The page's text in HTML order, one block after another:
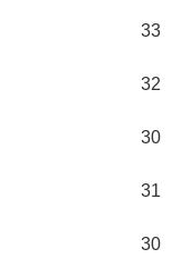
33
32
30
31
30